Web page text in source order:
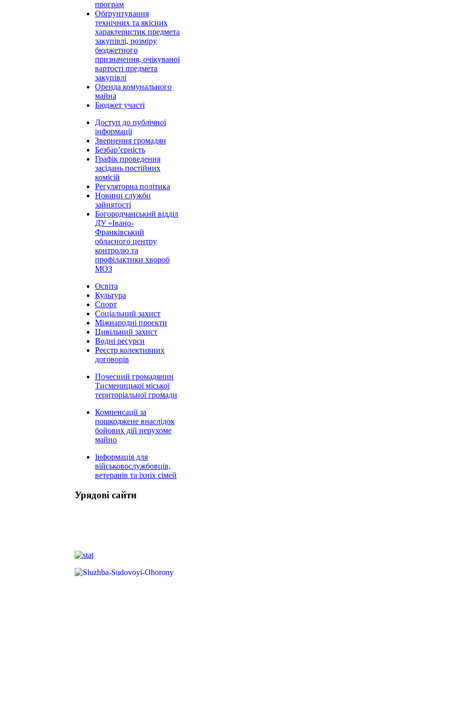
програм
Обґрунтування
технічних та якісних
характеристик предмета
закупівлі, розміру
бюджетного
призначення, очікуваної
вартості предмета
закупівлі
Оренда комунального
майна
Бюджет участі
Доступ до публічної
інформації
Звернення громадян
Безбар’єрність
Графік проведення
засідань постійних
комісій
Регуляторна політика
Новини служби
зайнятості
Богородчанський відділ
ДУ «Івано-
Франківський
обласного центру
контролю та
профілактики хвороб
МОЗ
Освіта
Культура
Спорт
Соціальний захист
Міжнародні проєкти
Цивільний захист
Водні ресурси
Реєстр колективних
договорів
Почесний громадянин
Тисменицької міської
територіальної громади
Компенсації за
пошкоджене внаслідок
бойових дій нерухоме
майно
Інформація для
військовослужбовців,
ветеранів та іхніх сімей
Урядові сайти